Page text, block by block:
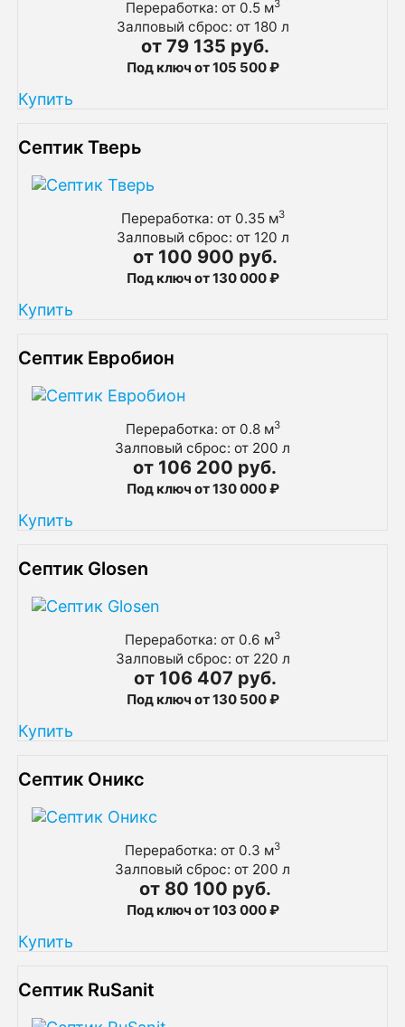
Переработка: от 0.5 м3
Залповый сброс: от 180 л
от 79 135 руб.
Под ключ от 105 500 ₽
Купить
Септик Тверь
Переработка: от 0.35 м3
Залповый сброс: от 120 л
от 100 900 руб.
Под ключ от 130 000 ₽
Купить
Септик Евробион
Переработка: от 0.8 м3
Залповый сброс: от 200 л
от 106 200 руб.
Под ключ от 130 000 ₽
Купить
Септик Glosen
Переработка: от 0.6 м3
Залповый сброс: от 220 л
от 106 407 руб.
Под ключ от 130 500 ₽
Купить
Септик Оникс
Переработка: от 0.3 м3
Залповый сброс: от 200 л
от 80 100 руб.
Под ключ от 103 000 ₽
Купить
Септик RuSanit